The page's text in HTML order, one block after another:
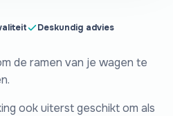
Deskundig advies
de ramen van je wagen te
ook uiterst geschikt om als